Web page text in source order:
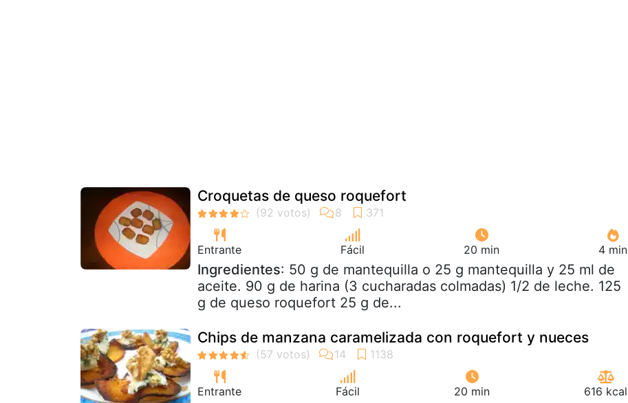
Croquetas de queso roquefort
Entrante Fácil 20 min 4 min
Ingredientes: 50 g de mantequilla o 25 g mantequilla y 25 ml de
aceite. 90 g de harina (3 cucharadas colmadas) 1/2 de leche. 125
g de queso roquefort 25 g de...
Chips de manzana caramelizada con roquefort y nueces
Entrante Fácil 20 min 616 kcal